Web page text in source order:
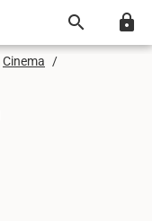
search lock
Cinema
/